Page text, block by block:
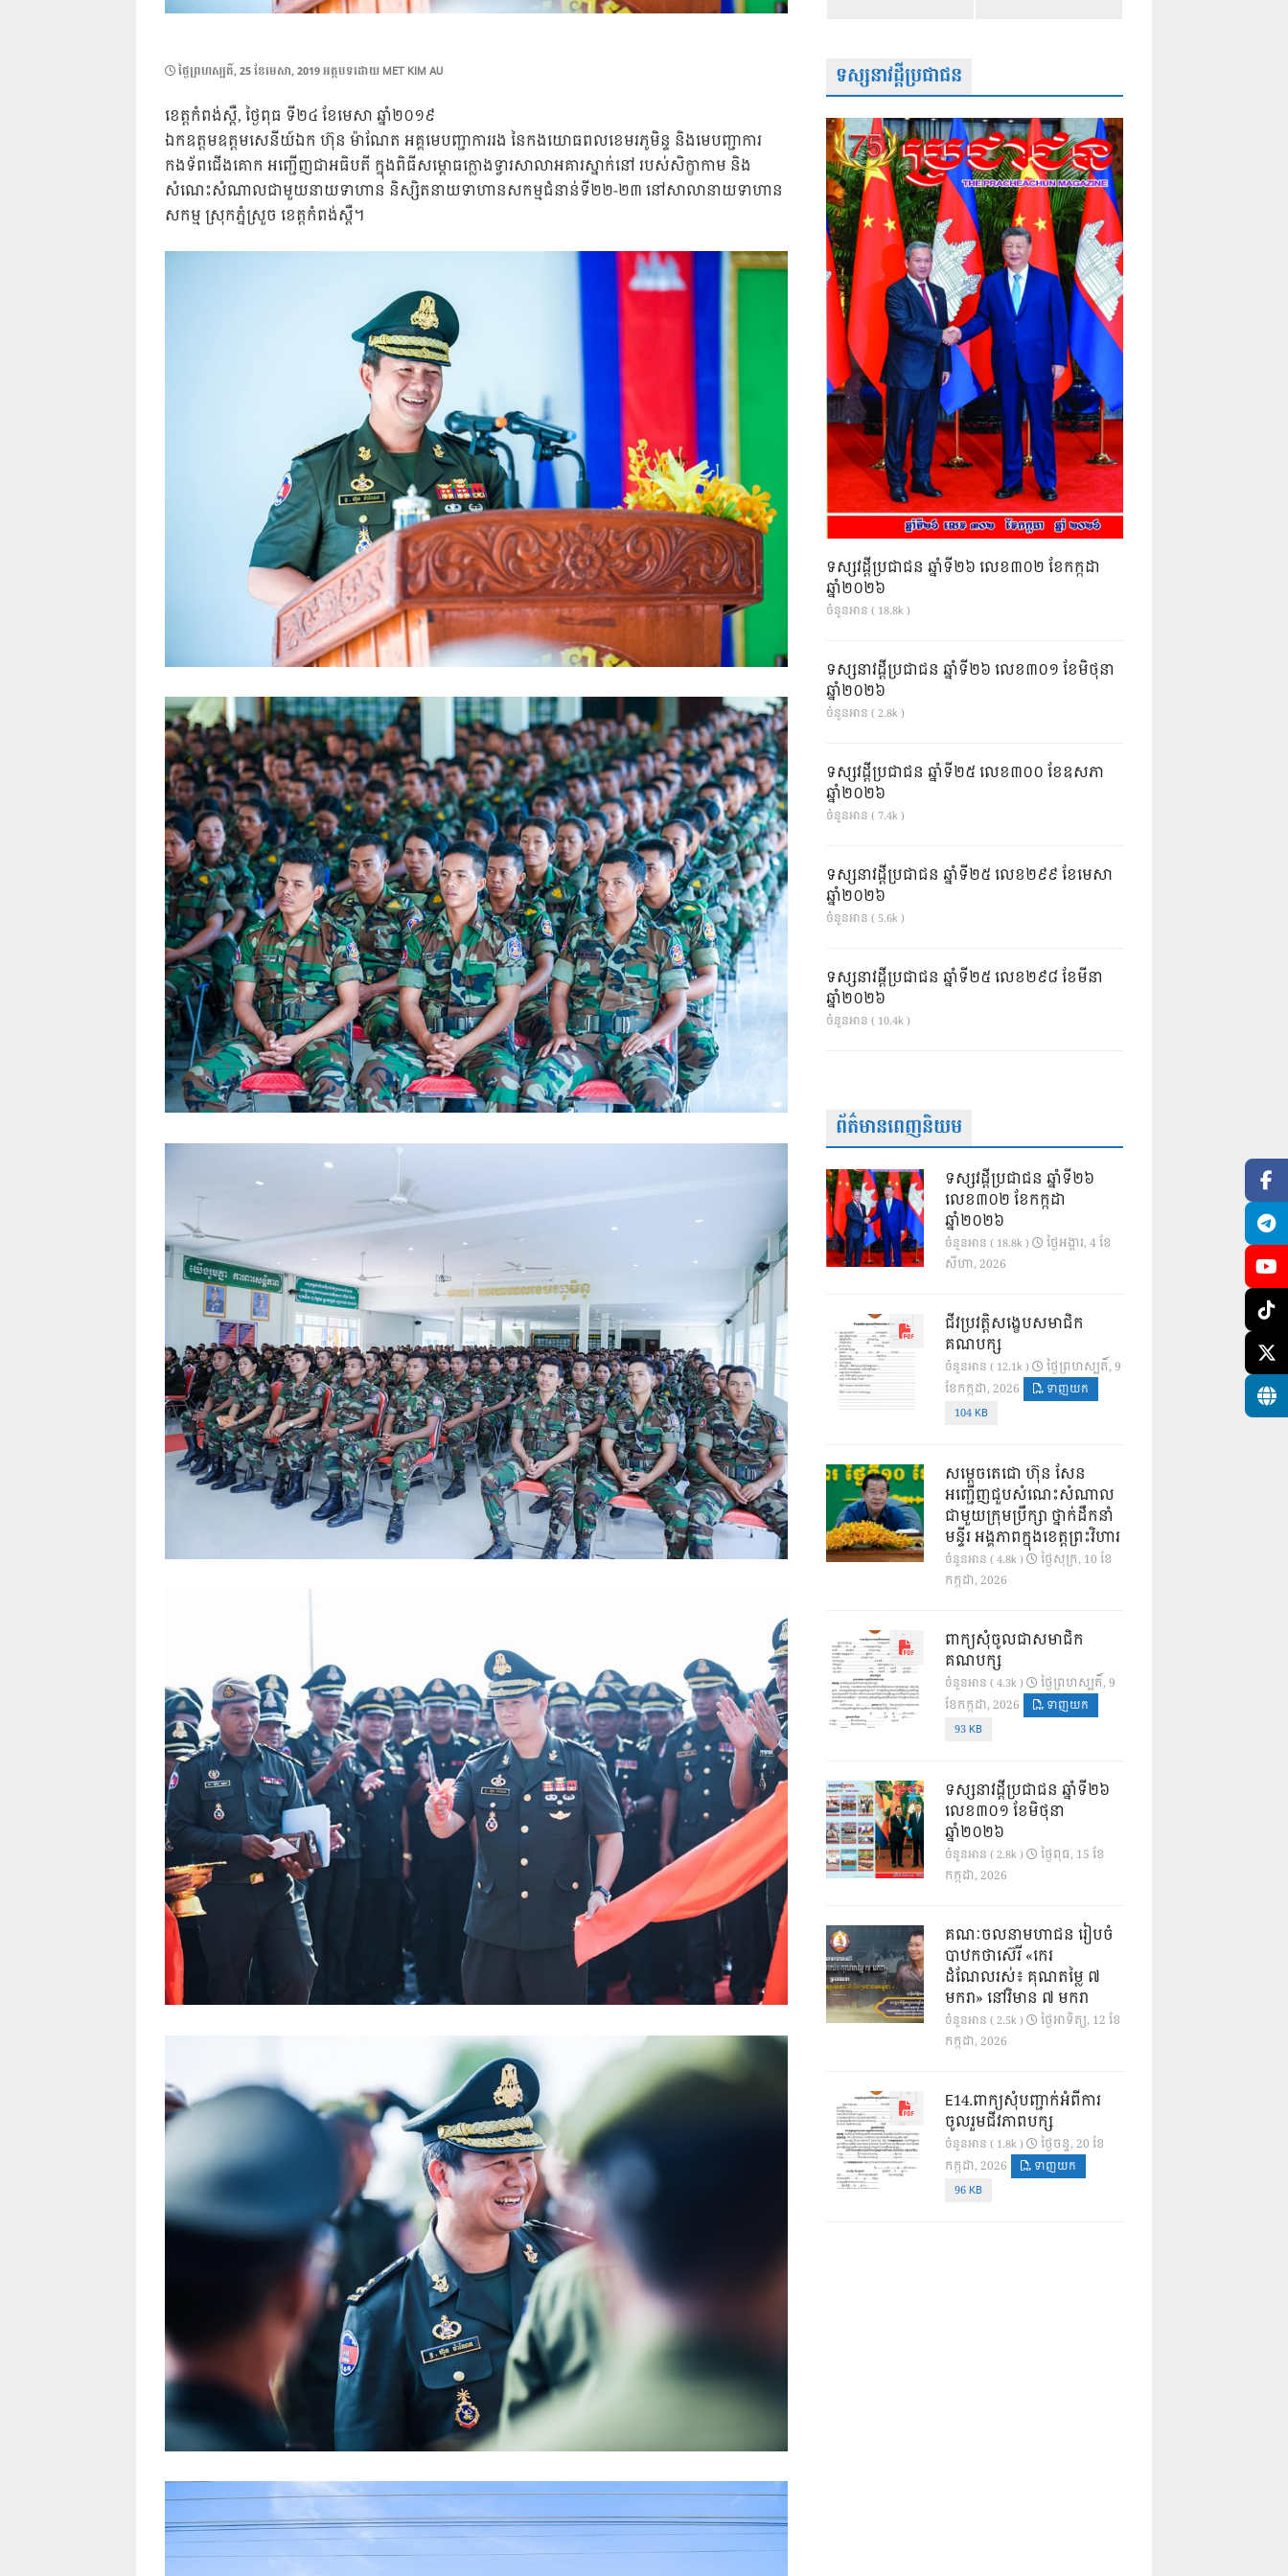
POSTED
ថ្ងៃ​ព្រហស្បតិ៍, 25 ខែ​មេសា, 2019អត្ថបទដោយ MET KIM AU
ខេត្តកំពង់ស្ពឺ, ថ្ងៃពុធ ទី២៤ ខែមេសា ឆ្នាំ២០១៩
ឯកឧត្តមឧត្តមសេនីយ៍ឯក ហ៊ុន ម៉ាណែត អគ្គមេបញ្ជាការរង នៃកងយោធពលខេមរភូមិន្ទ និងមេបញ្ជាការ
កងទ័ពជើងគោក អញ្ជើញជាអធិបតី ក្នុងពិធីសម្ពោធក្លោងទ្វារសាលាអគារស្នាក់នៅ របស់សិក្ខាកាម និង
សំណេះសំណាលជាមួយនាយទាហាន និស្សិតនាយទាហានសកម្មជំនាន់ទី២២-២៣ នៅសាលានាយទាហាន
សកម្ម ស្រុកភ្នំស្រួច ខេត្តកំពង់ស្ពឺ។
ទស្សនាវដ្តីប្រជាជន
ទស្សវដ្តីប្រជាជន ឆ្នាំទី២៦ លេខ៣០២ ខែកក្កដា
ឆ្នាំ២០២៦
ចំនួនអាន ( 18.8k )
ទស្សនាវដ្ដីប្រជាជន ឆ្នាំទី២៦ លេខ៣០១ ខែមិថុនា
ឆ្នាំ២០២៦
ចំនួនអាន ( 2.8k )
ទស្សវដ្តីប្រជាជន ឆ្នាំទី២៥ លេខ៣០០ ខែឧសភា
ឆ្នាំ២០២៦
ចំនួនអាន ( 7.4k )
ទស្សនាវដ្ដីប្រជាជន ឆ្នាំទី២៥ លេខ២៩៩ ខែមេសា
ឆ្នាំ២០២៦
ចំនួនអាន ( 5.6k )
ទស្សនាវដ្ដីប្រជាជន ឆ្នាំទី២៥ លេខ២៩៨ ខែមីនា
ឆ្នាំ២០២៦
ចំនួនអាន ( 10.4k )
ព័ត៌មានពេញនិយម
ទស្សវដ្តីប្រជាជន ឆ្នាំទី២៦
លេខ៣០២ ខែកក្កដា
ឆ្នាំ២០២៦
ចំនួនអាន ( 18.8k )
ថ្ងៃ​អង្គារ, 4 ខែ​
សីហា, 2026
ជីវប្រវត្តិសង្ខេបសមាជិក
គណបក្ស
ចំនួនអាន ( 12.1k )
ថ្ងៃ​ព្រហស្បតិ៍, 9
ខែ​កក្កដា, 2026
ទាញយក
104 KB
សម្តេចតេជោ ហ៊ុន សែន
អញ្ជើញជួបសំណេះសំណាល
ជាមួយក្រុមប្រឹក្សា ថ្នាក់ដឹកនាំ
មន្ទីរ អង្គភាពក្នុងខេត្តព្រះវិហារ
ចំនួនអាន ( 4.8k )
ថ្ងៃ​សុក្រ, 10 ខែ​
កក្កដា, 2026
ពាក្យសុំចូលជាសមាជិក
គណបក្ស
ចំនួនអាន ( 4.3k )
ថ្ងៃ​ព្រហស្បតិ៍, 9
ខែ​កក្កដា, 2026
ទាញយក
93 KB
ទស្សនាវដ្ដីប្រជាជន ឆ្នាំទី២៦
លេខ៣០១ ខែមិថុនា
ឆ្នាំ២០២៦
ចំនួនអាន ( 2.8k )
ថ្ងៃ​ពុធ, 15 ខែ​
កក្កដា, 2026
គណៈចលនាមហាជន រៀបចំ
បាឋកថាស៊េរី «កេរ
ដំណែលរស់៖ គុណតម្លៃ ៧
មករា» នៅវិមាន ៧ មករា
ចំនួនអាន ( 2.5k )
ថ្ងៃ​អាទិត្យ, 12 ខែ​
កក្កដា, 2026
E14.ពាក្យសុំបញ្ជាក់អំពីការ
ចូលរួមជីវភាពបក្ស
ចំនួនអាន ( 1.8k )
ថ្ងៃ​ចន្ទ, 20 ខែ​
កក្កដា, 2026
ទាញយក
96 KB